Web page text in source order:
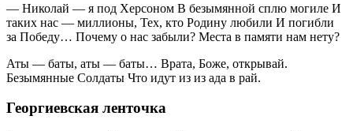
— Николай — я под Херсоном В безымянной сплю могиле И
таких нас — миллионы, Тех, кто Родину любили И погибли
за Победу… Почему о нас забыли? Места в памяти нам нету?
Аты — баты, аты — баты… Врата, Боже, открывай.
Безымянные Солдаты Что идут из из ада в рай.
Георгиевская ленточка